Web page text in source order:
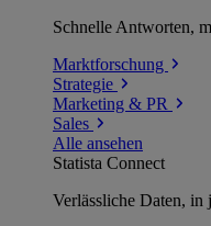
Schnelle Antworten,
Marktforschung
Strategie
Marketing & PR
Sales
Alle ansehen
Statista Connect
Verlässliche Daten,